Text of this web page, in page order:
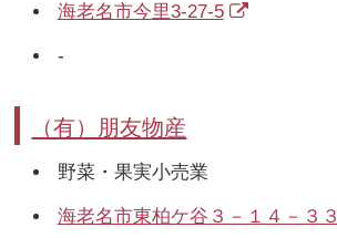
海老名市今里3-27-5
-
（有）朋友物産
野菜・果実小売業
海老名市東柏ケ谷３－１４－３３